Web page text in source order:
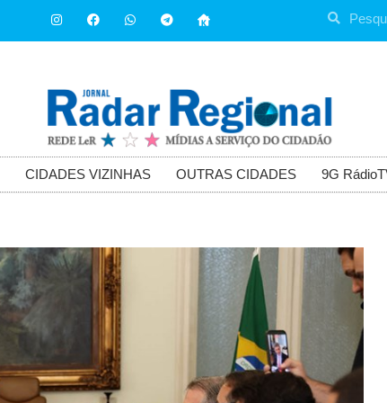
CIDADES VIZINHAS OUTRAS CIDADES 9G